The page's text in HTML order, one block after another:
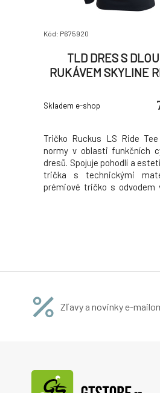
Kód: P675920
TLD DRES S
RUKÁVEM SKYLINE
Skladem e-shop
Tričko Ruckus LS Ride
normy v oblasti funkčních
dresů. Spojuje pohodlí a
trička s technickými
prémiové tričko s odvodem
Zľavy a novinky e-